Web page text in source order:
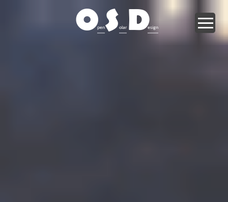
OpenSolar Design